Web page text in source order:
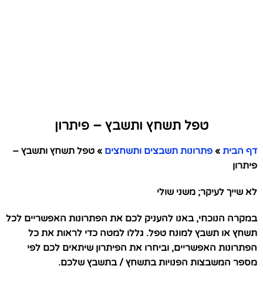
טפל תשחץ ותשבץ – פיתרון
דף הבית » פתרונות תשבצים ותשחצים » טפל תשחץ ותשבץ –
פיתרון
לא שייך לעיקר; משני שולי
במקרה הנוכחי, באנו להעניק לכם את הפתרונות האפשריים לכל
תשחץ או תשבץ למונח טפל. גללו למטה כדי לראות את כל
הפתרונות האפשריים, וביחרו את הפיתרון שיתאים לכם לפי
מספר המשבצות הפנויות בתשחץ / בתשבץ שלכם.